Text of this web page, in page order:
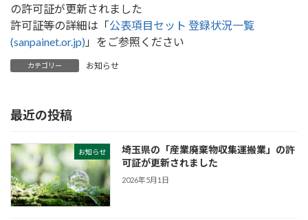
の許可証が更新されました
許可証等の詳細は「公表項目セット 登録状況一覧
(sanpainet.or.jp) 」をご参照ください
カテゴリー お知らせ
最近の投稿
お知らせ
埼玉県の「産業廃棄物収集運搬業」の許
可証が更新されました
2026年5月1日